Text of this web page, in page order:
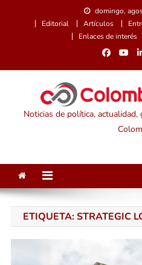
domingo,
Editorial
Artículos
Enlaces de interés
Noticias de política,
ETIQUETA:STRATEGIC